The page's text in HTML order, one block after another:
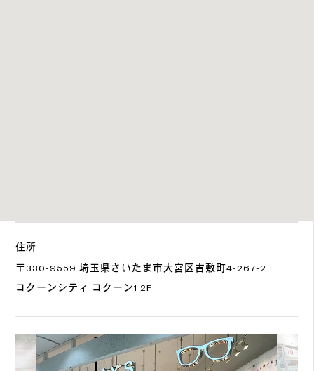
住所
〒330-9559 埼玉県さいたま市大宮区吉敷町4-267-2
コクーンシティ コクーン1 2F